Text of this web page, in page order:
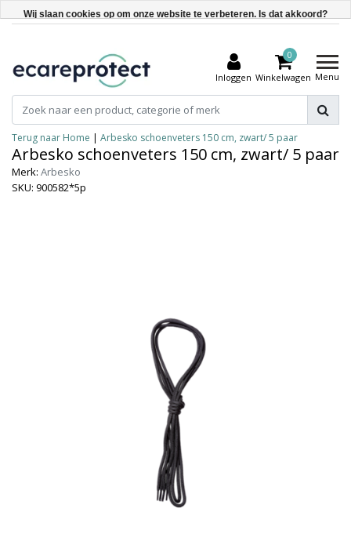
Inloggen
0
Winkelwagen Menu
Terug naar Home | Arbesko schoenveters 150 cm, zwart/ 5 paar
Arbesko schoenveters 150 cm, zwart/ 5 paar
Merk: Arbesko
SKU: 900582*5p
Wij slaan cookies op om onze website te verbeteren. Is dat akkoord?